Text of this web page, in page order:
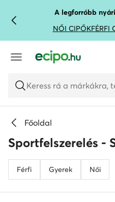
UGRÁS A FŐ TARTALOMRA
UGRÁS A KERESÉSHEZ
A legforróbb
NŐI CIPŐKFÉRFI
Keress rá a márkákra,
Főoldal
Sportfelszerelés -
Férfi Gyerek Női